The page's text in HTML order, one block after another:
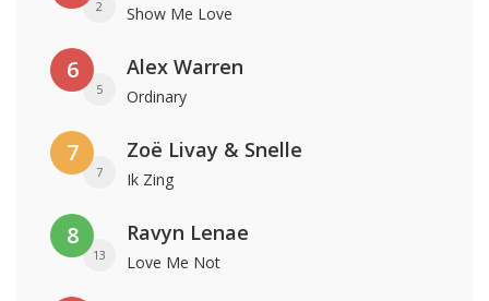
2 Show Me Love
6
5
Alex Warren
Ordinary
7
7
Zoë Livay & Snelle
Ik Zing
8
13
Ravyn Lenae
Love Me Not